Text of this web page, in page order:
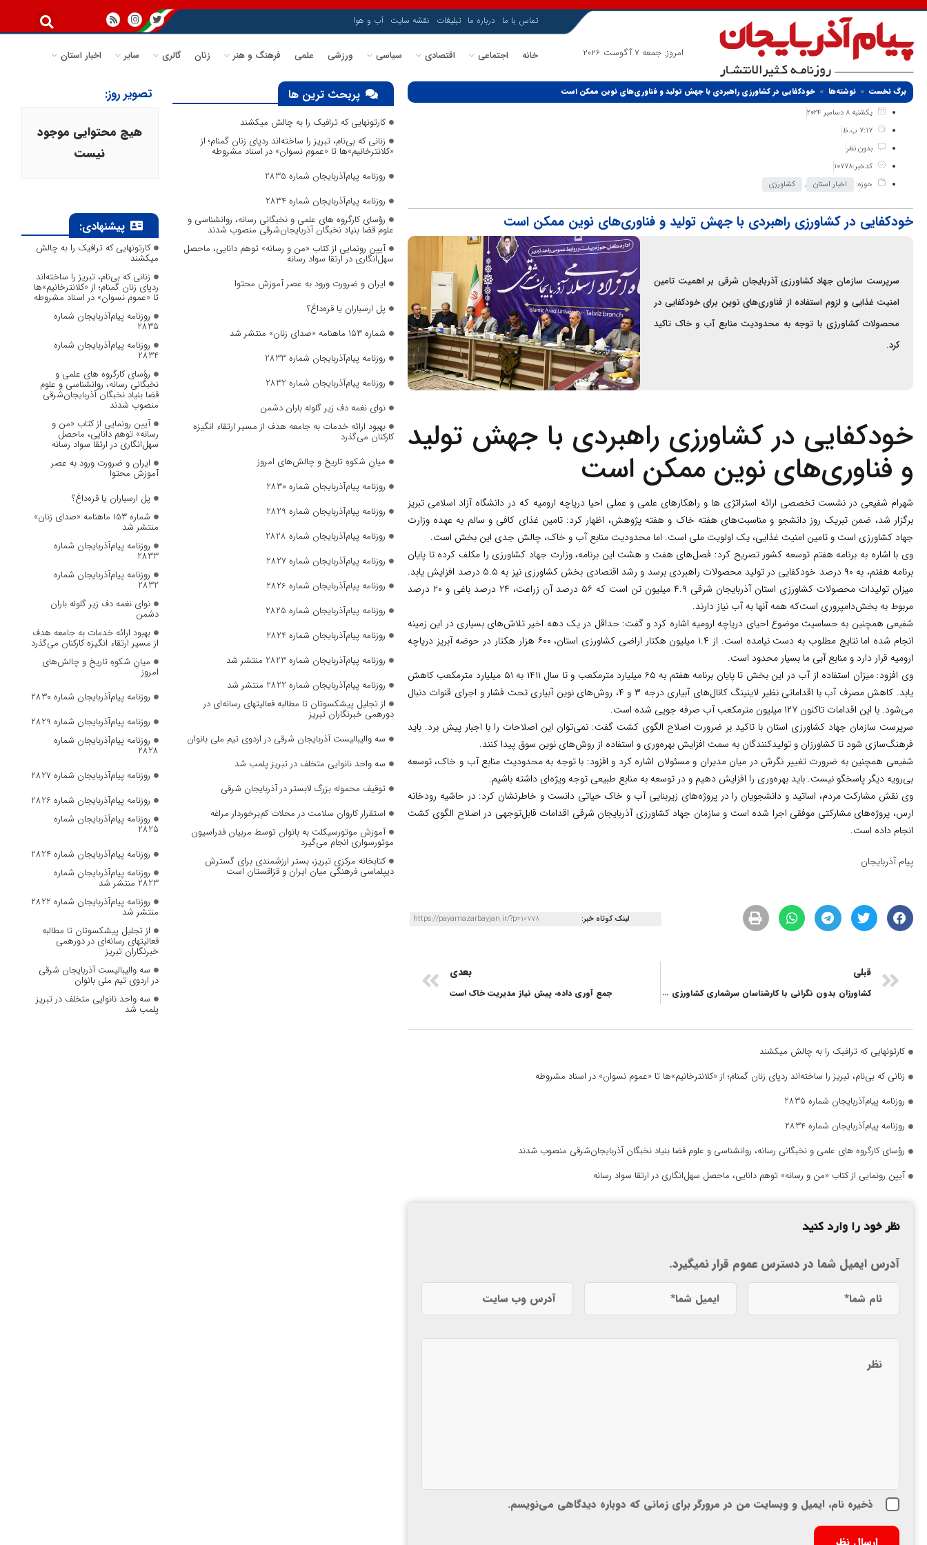
امروز: جمعه 7 آگوست 2026
تماس با ما درباره ما تبلیغات نقشه سایت آب و هوا
خانه اجتماعی اقتصادی سیاسی ورزشی علمی فرهنگ و هنر زنان گالری سایر اخبار استان
برگ نخست نوشته‌ها
خودکفایی در کشاورزی راهبردی با جهش تولید و فناوری‌های نوین ممکن است
یکشنبه 8 دسامبر 2024
7:17 ب.ظ
بدون نظر
کدخبر:10778
حوزه:
اخبار استان , کشاورزی
خودکفایی در کشاورزی راهبردی با جهش تولید و فناوری‌های نوین ممکن است
سرپرست سازمان جهاد کشاورزی آذربایجان شرقی بر اهمیت تامین
امنیت غذایی و لزوم استفاده از فناوری‌های نوین برای خودکفایی در
محصولات کشاورزی با توجه به محدودیت منابع آب و خاک تاکید
کرد.
خودکفایی در کشاورزی راهبردی با جهش تولید
و فناوری‌های نوین ممکن است
شهرام شفیعی در نشست تخصصی ارائه استراتژی ها و راهکارهای علمی و عملی احیا دریاچه ارومیه که در دانشگاه آزاد اسلامی تبریز
برگزار شد، ضمن تبریک روز دانشجو و مناسبت‌های هفته خاک و هفته پژوهش، اظهار کرد: تامین غذای کافی و سالم به عهده وزارت
جهاد کشاورزی است و تامین امنیت غذایی، یک اولویت ملی است. اما محدودیت منابع آب و خاک، چالش جدی این بخش است.
وی با اشاره به برنامه هفتم توسعه کشور تصریح کرد: فصل‌های هفت و هشت این برنامه، وزارت جهاد کشاورزی را مکلف کرده تا پایان
برنامه هفتم، به ۹۰ درصد خودکفایی در تولید محصولات راهبردی برسد و رشد اقتصادی بخش کشاورزی نیز به ۵.۵ درصد افزایش یابد.
میزان تولیدات محصولات کشاورزی استان آذربایجان شرقی ۴.۹ میلیون‌ تن است که ۵۶ درصد آن زراعت، ۲۴ درصد باغی و ۲۰ درصد
مربوط به بخش‌دامپروری است‌که‌ همه آنها به آب نیاز دارند.
شفیعی همچنین به حساسیت موضوع احیای دریاچه ارومیه اشاره کرد و گفت: حداقل در یک دهه اخیر تلاش‌های بسیاری در این زمینه
انجام شده اما نتایج مطلوب به دست نیامده است. از ۱.۴ میلیون هکتار اراضی کشاورزی استان، ۶۰۰ هزار هکتار در حوضه آبریز دریاچه
ارومیه قرار دارد و منابع آبی ما بسیار محدود است.
وی افزود: میزان استفاده از آب در این بخش تا پایان برنامه هفتم به ۶۵ میلیارد مترمکعب و تا سال ۱۴۱۱ به ۵۱ میلیارد مترمکعب کاهش
یابد. کاهش مصرف آب با اقداماتی نظیر لاینینگ کانال‌های آبیاری درجه ۳ و ۴، روش‌های نوین آبیاری تحت فشار و اجرای قنوات دنبال
می‌شود. با این اقدامات تاکنون ۱۲۷ میلیون مترمکعب آب صرفه جویی شده است.
سرپرست سازمان جهاد کشاورزی استان با تاکید بر ضرورت اصلاح الگوی کشت گفت: نمی‌توان این اصلاحات را با اجبار پیش برد. باید
فرهنگ‌سازی شود تا کشاورزان و تولیدکنندگان به سمت افزایش بهره‌وری و استفاده از روش‌های نوین سوق پیدا کنند.
شفیعی همچنین به ضرورت تغییر نگرش در میان مدیران و مسئولان اشاره کرد و افزود: با توجه به محدودیت منابع آب و خاک، توسعه
بی‌رویه دیگر پاسخگو نیست. باید بهره‌وری را افزایش دهیم و در توسعه به منابع طبیعی توجه ویژه‌ای داشته باشیم.
وی نقش مشارکت مردم، اساتید و دانشجویان را در پروژه‌های زیربنایی آب و خاک حیاتی دانست و خاطرنشان کرد: در حاشیه رودخانه
ارس، پروژه‌های مشارکتی موفقی اجرا شده است و سازمان جهاد کشاورزی آذربایجان شرقی اقدامات قابل‌توجهی در اصلاح الگوی کشت
انجام داده است.
پیام آذربایجان
لینک کوتاه خبر: https://payamazarbayjan.ir/?p=10778
قبلی
کشاورزان بدون نگرانی با کارشناسان سرشماری کشاورزی همکاری کنند
بعدی
جمع آوری داده، پیش نیاز مدیریت خاک است
کارتونهایی که ترافیک را به چالش میکشند
زنانی که بی‌نام، تبریز را ساخته‌اند ردپای زنان گمنام؛ از «کلانترخانیم»ها تا «عموم نسوان» در اسناد مشروطه
روزنامه پیام‌آذربایجان شماره 2835
روزنامه پیام‌آذربایجان شماره 2834
رؤسای کارگروه های علمی و نخبگانی رسانه، روانشناسی و علوم قضا بنیاد نخبگان آذربایجان‌شرقی منصوب شدند
آیین رونمایی از کتاب «من و رسانه» توهم دانایی، ماحصل سهل‌انگاری در ارتقا سواد رسانه
نظر خود را وارد کنید
آدرس ایمیل شما در دسترس عموم قرار نمیگیرد.
ذخیره نام، ایمیل و وبسایت من در مرورگر برای زمانی که دوباره دیدگاهی می‌نویسم.
پربحث ترین ها
کارتونهایی که ترافیک را به چالش میکشند
زنانی که بی‌نام، تبریز را ساخته‌اند ردپای زنان گمنام؛ از
«کلانترخانیم»ها تا «عموم نسوان» در اسناد مشروطه
روزنامه پیام‌آذربایجان شماره 2835
روزنامه پیام‌آذربایجان شماره 2834
رؤسای کارگروه های علمی و نخبگانی رسانه، روانشناسی و
علوم قضا بنیاد نخبگان آذربایجان‌شرقی منصوب شدند
آیین رونمایی از کتاب «من و رسانه» توهم دانایی، ماحصل
سهل‌انگاری در ارتقا سواد رسانه
ایران و ضرورت ورود به عصر آموزش محتوا
پل ارسباران یا قره‌داغ؟
شماره ۱۵۳ ماهنامه «صدای زنان» منتشر شد
روزنامه پیام‌آذربایجان شماره 2833
روزنامه پیام‌آذربایجان شماره 2832
نوای نغمه دف زیر گلوله باران دشمن
بهبود ارائه خدمات به جامعه هدف از مسیر ارتقاء انگیزه
کارکنان می‌گذرد
میانِ شکوهِ تاریخ و چالش‌های امروز
روزنامه پیام‌آذربایجان شماره 2830
روزنامه پیام‌آذربایجان شماره 2829
روزنامه پیام‌آذربایجان شماره 2828
روزنامه پیام‌آذربایجان شماره 2827
روزنامه پیام‌آذربایجان شماره 2826
روزنامه پیام‌آذربایجان شماره 2825
روزنامه پیام‌آذربایجان شماره 2824
روزنامه پیام‌آذربایجان شماره 2823 منتشر شد
روزنامه پیام‌آذربایجان شماره 2822 منتشر شد
از تجلیل پیشکسوتان تا مطالبه فعالیتهای رسانه‌ای در
دورهمی خبرنگاران تبریز
سه والیبالیست آذربایجان‌ شرقی در اردوی تیم ملی بانوان
سه واحد نانوایی متخلف در تبریز پلمب شد
توقیف محموله بزرگ لابستر در آذربایجان شرقی
استقرار کاروان سلامت در محلات کم‌برخوردار مراغه
آموزش موتورسیکلت به بانوان توسط مربیان فدراسیون
موتورسواری انجام می‌گیرد
کتابخانه مرکزی تبریز، بستر ارزشمندی برای گسترش
دیپلماسی فرهنگی میان ایران و قزاقستان است
تصویر روز:
هیچ محتوایی موجود
نیست
پیشنهادی:
کارتونهایی که ترافیک را به چالش
میکشند
زنانی که بی‌نام، تبریز را ساخته‌اند
ردپای زنان گمنام؛ از «کلانترخانیم»ها
تا «عموم نسوان» در اسناد مشروطه
روزنامه پیام‌آذربایجان شماره
2835
روزنامه پیام‌آذربایجان شماره
2834
رؤسای کارگروه های علمی و
نخبگانی رسانه، روانشناسی و علوم
قضا بنیاد نخبگان آذربایجان‌شرقی
منصوب شدند
آیین رونمایی از کتاب «من و
رسانه» توهم دانایی، ماحصل
سهل‌انگاری در ارتقا سواد رسانه
ایران و ضرورت ورود به عصر
آموزش محتوا
پل ارسباران یا قره‌داغ؟
شماره ۱۵۳ ماهنامه «صدای زنان»
منتشر شد
روزنامه پیام‌آذربایجان شماره
2833
روزنامه پیام‌آذربایجان شماره
2832
نوای نغمه دف زیر گلوله باران
دشمن
بهبود ارائه خدمات به جامعه هدف
از مسیر ارتقاء انگیزه کارکنان می‌گذرد
میانِ شکوهِ تاریخ و چالش‌های
امروز
روزنامه پیام‌آذربایجان شماره 2830
روزنامه پیام‌آذربایجان شماره 2829
روزنامه پیام‌آذربایجان شماره
2828
روزنامه پیام‌آذربایجان شماره 2827
روزنامه پیام‌آذربایجان شماره 2826
روزنامه پیام‌آذربایجان شماره
2825
روزنامه پیام‌آذربایجان شماره 2824
روزنامه پیام‌آذربایجان شماره
2823 منتشر شد
روزنامه پیام‌آذربایجان شماره 2822
منتشر شد
از تجلیل پیشکسوتان تا مطالبه
فعالیتهای رسانه‌ای در دورهمی
خبرنگاران تبریز
سه والیبالیست آذربایجان‌ شرقی
در اردوی تیم ملی بانوان
سه واحد نانوایی متخلف در تبریز
پلمب شد